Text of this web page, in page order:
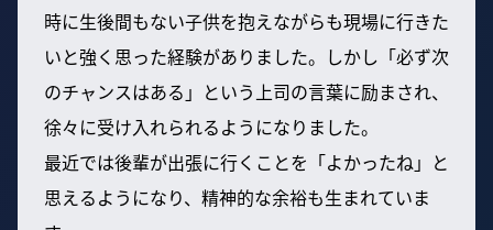
時に生後間もない子供を抱えながらも現場に行きた
いと強く思った経験がありました。しかし「必ず次
のチャンスはある」という上司の言葉に励まされ、
徐々に受け入れられるようになりました。
最近では後輩が出張に行くことを「よかったね」と
思えるようになり、精神的な余裕も生まれていま